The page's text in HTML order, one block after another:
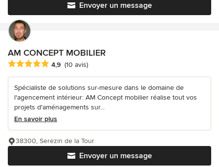
Envoyer un message
AM CONCEPT MOBILIER
Note moyenne : 4.9 étoiles sur 5
4,9 (10 avis)
Spécialiste de solutions sur-mesure dans le domaine de
l'agencement intérieur: AM Concept mobilier réalise tout vos
projets d'aménagements sur...
En savoir plus
Envoyer un message
38300, Serezin de la Tour